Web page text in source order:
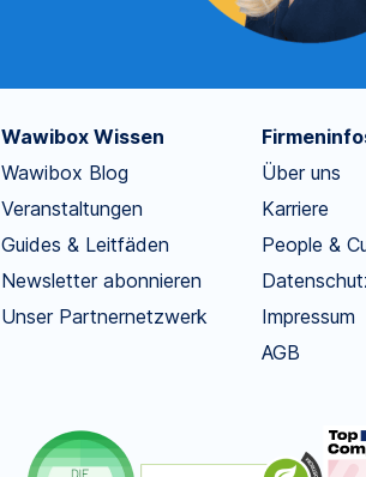
Wawibox Wissen
Wawibox Blog
Veranstaltungen
Guides & Leitfäden
Newsletter abonnieren
Unser Partnernetzwerk
Über uns
Karriere
People &
Impressum
AGB